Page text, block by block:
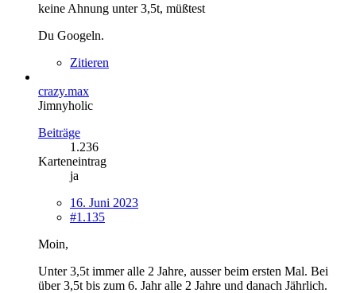
keine Ahnung unter 3,5t, müßtest
Du Googeln.
Zitieren
crazy.max
Jimnyholic
Beiträge
1.236
Karteneintrag
ja
16. Juni 2023
#1.135
Moin,
Unter 3,5t immer alle 2 Jahre, ausser beim ersten Mal. Bei
über 3,5t bis zum 6. Jahr alle 2 Jahre und danach Jährlich.